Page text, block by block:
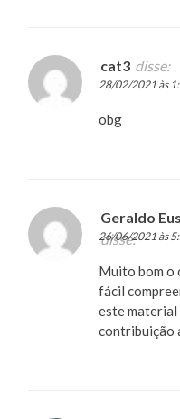
cat3 disse:
28/02/2021 às
obg
Geraldo
disse:
26/06/2021 às
Muito bom o
fácil
este material
contribuição